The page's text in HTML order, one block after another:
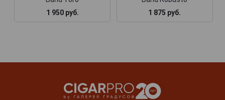
1 950 руб.
1 875 руб.